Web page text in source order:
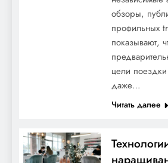
Андриян Николаев —
жизнь первого
биография и интересные
обзоры,
профильных
показывают,
цели поездки
даже…
Читать далее